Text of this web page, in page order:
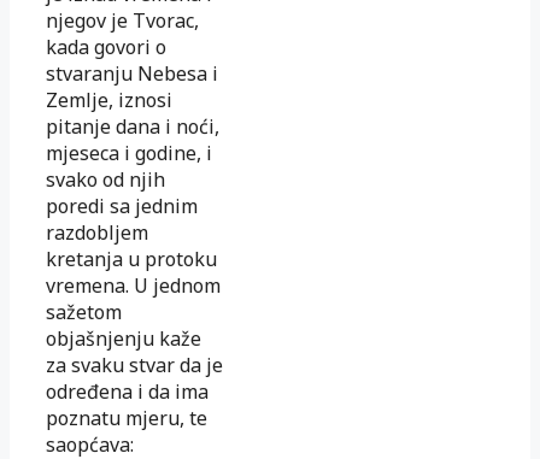
njegov je Tvorac,
kada govori o
stvaranju Nebesa i
Zemlje, iznosi
pitanje dana i noći,
mjeseca i godine, i
svako od njih
poredi sa jednim
razdobljem
kretanja u protoku
vremena. U jednom
sažetom
objašnjenju kaže
za svaku stvar da je
određena i da ima
poznatu mjeru, te
saopćava: